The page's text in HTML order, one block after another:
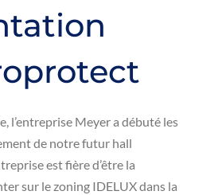
l’entreprise Meyer a débuté les
de notre futur hall
est fière d’être la
sur le zoning IDELUX dans la